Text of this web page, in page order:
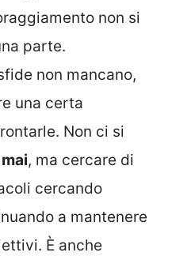
non si
parte.
non mancano,
una certa
Non ci si
, ma cercare di
cercando
a mantenere
È anche